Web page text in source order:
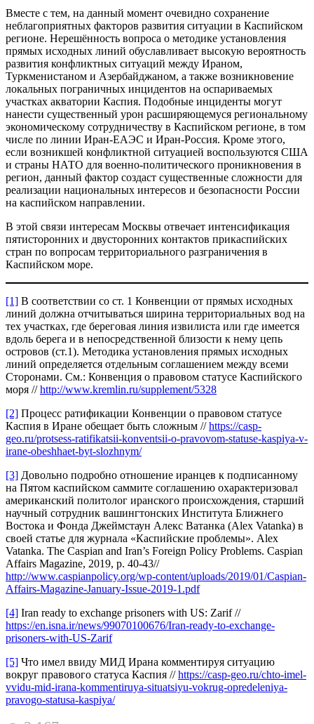
Вместе с тем, на данный момент очевидно сохранение
неблагоприятных факторов развития ситуации в Каспийском
регионе. Нерешённость вопроса о методике установления
прямых исходных линий обуславливает высокую вероятность
развития конфликтных ситуаций между Ираном,
Туркменистаном и Азербайджаном, а также возникновение
локальных пограничных инцидентов на оспариваемых
участках акватории Каспия. Подобные инциденты могут
нанести существенный урон расширяющемуся региональному
экономическому сотрудничеству в Каспийском регионе, в том
числе по линии Иран-ЕАЭС и Иран-Россия. Кроме этого,
если возникшей конфликтной ситуацией воспользуются США
и страны НАТО для военно-политического проникновения в
регион, данный фактор создаст существенные сложности для
реализации национальных интересов и безопасности России
на каспийском направлении.
В этой связи интересам Москвы отвечает интенсификация
пятисторонних и двусторонних контактов прикаспийских
стран по вопросам территориального разграничения в
Каспийском море.
[1] В соответствии со ст. 1 Конвенции от прямых исходных
линий должна отчитываться ширина территориальных вод на
тех участках, где береговая линия извилиста или где имеется
вдоль берега и в непосредственной близости к нему цепь
островов (ст.1). Методика установления прямых исходных
линий определяется отдельным соглашением между всеми
Сторонами. См.: Конвенция о правовом статусе Каспийского
моря //http://www.kremlin.ru/supplement/5328
[2] Процесс ратификации Конвенции о правовом статусе
Каспия в Иране обещает быть сложным //https://casp-
geo.ru/protsess-ratifikatsii-konventsii-o-pravovom-statuse-kaspiya-v-
irane-obeshhaet-byt-slozhnym/
[3] Довольно подробно отношение иранцев к подписанному
на Пятом каспийском саммите соглашению охарактеризовал
американский политолог иранского происхождения, старший
научный сотрудник вашингтонских Института Ближнего
Востока и Фонда Джеймстаун Алекс Ватанка (Alex Vatanka) в
своей статье для журнала «Каспийские проблемы». Alex
Vatanka. The Caspian and Iran’s Foreign Policy Problems. Caspian
Affairs Magazine, 2019, p. 40-43//
http://www.caspianpolicy.org/wp-content/uploads/2019/01/Caspian-
Affairs-Magazine-January-Issue-2019-1.pdf
[4] Iran ready to exchange prisoners with US: Zarif //
https://en.isna.ir/news/99070100676/Iran-ready-to-exchange-
prisoners-with-US-Zarif
[5] Что имел ввиду МИД Ирана комментируя ситуацию
вокруг правового статуса Каспия //https://casp-geo.ru/chto-imel-
vvidu-mid-irana-kommentiruya-situatsiyu-vokrug-opredeleniya-
pravogo-statusa-kaspiya/